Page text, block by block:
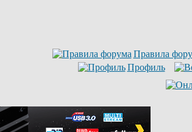
Правила
Профиль